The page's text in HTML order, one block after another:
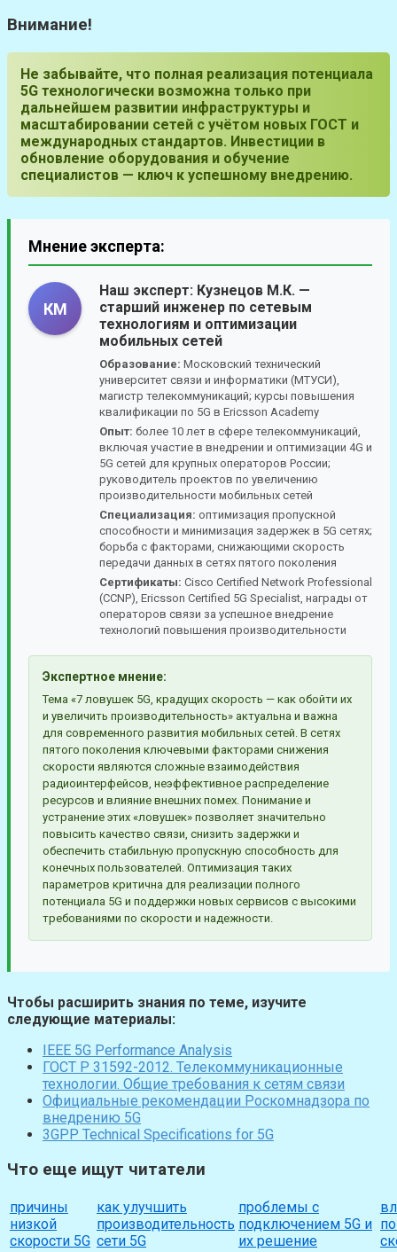
Внимание!
Не забывайте, что полная реализация потенциала
5G технологически возможна только при
дальнейшем развитии инфраструктуры и
масштабировании сетей с учётом новых ГОСТ и
международных стандартов. Инвестиции в
обновление оборудования и обучение
специалистов — ключ к успешному внедрению.
Мнение эксперта:
КМ
Наш эксперт: Кузнецов М.К. —
старший инженер по сетевым
технологиям и оптимизации
мобильных сетей
Образование: Московский технический
университет связи и информатики (МТУСИ),
магистр телекоммуникаций; курсы повышения
квалификации по 5G в Ericsson Academy
Опыт: более 10 лет в сфере телекоммуникаций,
включая участие в внедрении и оптимизации 4G и
5G сетей для крупных операторов России;
руководитель проектов по увеличению
производительности мобильных сетей
Специализация: оптимизация пропускной
способности и минимизация задержек в 5G сетях;
борьба с факторами, снижающими скорость
передачи данных в сетях пятого поколения
Сертификаты: Cisco Certified Network Professional
(CCNP), Ericsson Certified 5G Specialist, награды от
операторов связи за успешное внедрение
технологий повышения производительности
Экспертное мнение:
Тема «7 ловушек 5G, крадущих скорость — как обойти их
и увеличить производительность» актуальна и важна
для современного развития мобильных сетей. В сетях
пятого поколения ключевыми факторами снижения
скорости являются сложные взаимодействия
радиоинтерфейсов, неэффективное распределение
ресурсов и влияние внешних помех. Понимание и
устранение этих «ловушек» позволяет значительно
повысить качество связи, снизить задержки и
обеспечить стабильную пропускную способность для
конечных пользователей. Оптимизация таких
параметров критична для реализации полного
потенциала 5G и поддержки новых сервисов с высокими
требованиями по скорости и надежности.
Чтобы расширить знания по теме, изучите
следующие материалы:
IEEE 5G Performance Analysis
ГОСТ Р 31592-2012. Телекоммуникационные
технологии. Общие требования к сетям связи
Официальные рекомендации Роскомнадзора по
внедрению 5G
3GPP Technical Specifications for 5G
Что еще ищут читатели
причины
низкой
скорости 5G
как улучшить
производительность
сети 5G
проблемы с
подключением 5G и
их решение